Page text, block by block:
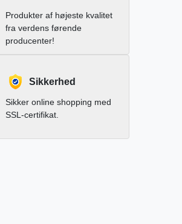
Produkter af højeste kvalitet
fra verdens førende
producenter!
Sikkerhed
Sikker online shopping med
SSL-certifikat.